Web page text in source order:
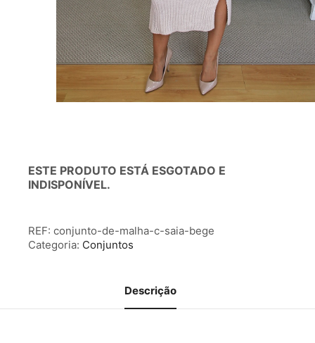
ESTE PRODUTO ESTÁ ESGOTADO E
INDISPONÍVEL.
REF: conjunto-de-malha-c-saia-bege
Categoria: Conjuntos
Descrição